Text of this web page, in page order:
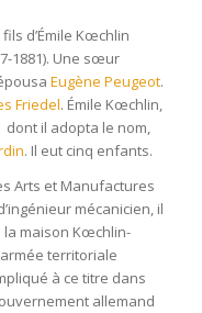
d’Émile Kœchlin
1881). Une sœur
Eugène Peugeot.
Friedel. Émile Kœchlin,
dont il adopta le nom,
. Il eut cinq enfants.
Arts et Manufactures
mécanicien, il
maison Kœchlin-
territoriale
à ce titre dans
allemand